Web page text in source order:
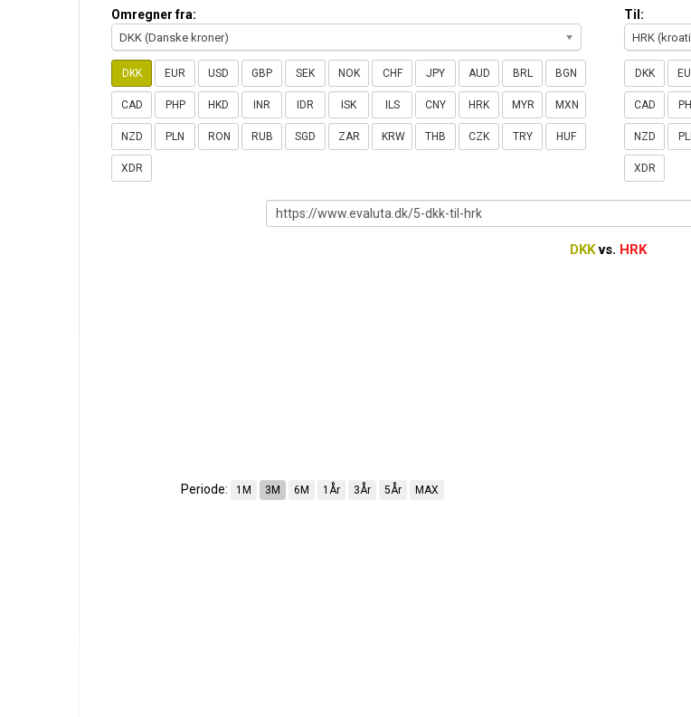
Omregner fra:
DKK (Danske kroner)
DKK EUR USD GBP SEK NOK CHF JPY AUD BRL BGN
CAD PHP HKD INR IDR ISK ILS CNY HRK MYR MXN
NZD PLN RON RUB SGD ZAR KRW THB CZK TRY HUF
XDR
Til:
HRK
DKK
CAD
NZD
XDR
DKKvs. HRK
Periode: 1M 3M 6M 1År 3År 5År MAX